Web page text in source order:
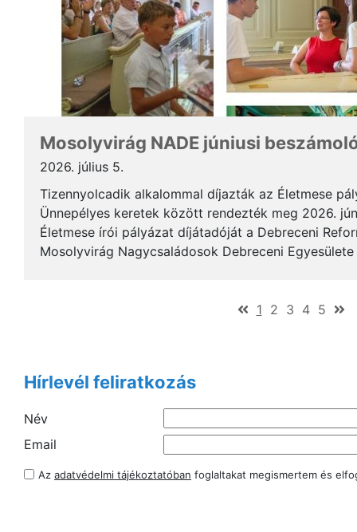
Mosolyvirág NADE júniusi
2026. július 5.
Tizennyolcadik alkalommal díjazták az Életmese
Ünnepélyes keretek között rendezték meg 2026.
Életmese írói pályázat díjátadóját a Debreceni
Mosolyvirág Nagycsaládosok Debreceni
1(current)
2 3 4 5
Hírlevél feliratkozás
Név
Email
Az adatvédelmi tájékoztatóban foglaltakat megismertem és